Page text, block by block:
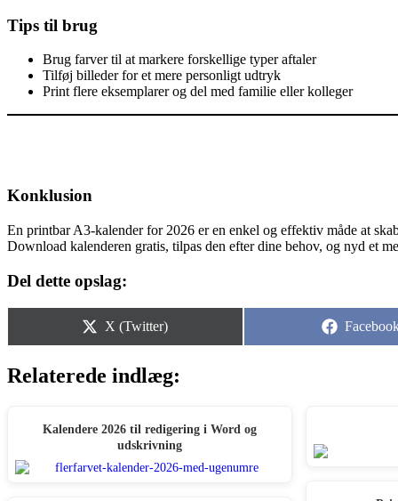
Tips til brug
Brug farver til at markere forskellige typer aftaler
Tilføj billeder for et mere personligt udtryk
Print flere eksemplarer og del med familie eller kolleger
Konklusion
En printbar A3‑kalender for 2026 er en enkel og effektiv måde at
Download kalenderen gratis, tilpas den efter dine behov, og nyd et
Del dette opslag:
Share
X (Twitter)
Share
Relaterede indlæg:
Kalendere 2026 til redigering i Word og
udskrivning